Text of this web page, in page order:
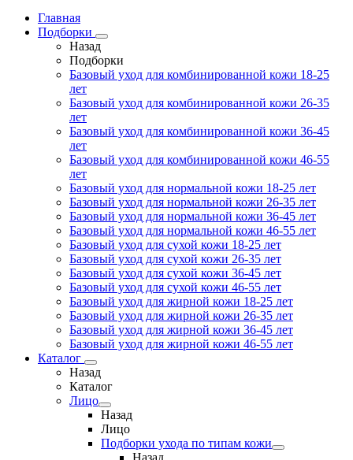
Главная
Подборки
Назад
Подборки
Базовый уход для комбинированной кожи 18-25
лет
Базовый уход для комбинированной кожи 26-35
лет
Базовый уход для комбинированной кожи 36-45
лет
Базовый уход для комбинированной кожи 46-55
лет
Базовый уход для нормальной кожи 18-25 лет
Базовый уход для нормальной кожи 26-35 лет
Базовый уход для нормальной кожи 36-45 лет
Базовый уход для нормальной кожи 46-55 лет
Базовый уход для сухой кожи 18-25 лет
Базовый уход для сухой кожи 26-35 лет
Базовый уход для сухой кожи 36-45 лет
Базовый уход для сухой кожи 46-55 лет
Базовый уход для жирной кожи 18-25 лет
Базовый уход для жирной кожи 26-35 лет
Базовый уход для жирной кожи 36-45 лет
Базовый уход для жирной кожи 46-55 лет
Каталог
Назад
Каталог
Лицо
Назад
Лицо
Подборки ухода по типам кожи
Назад